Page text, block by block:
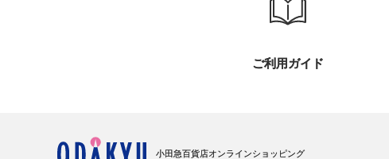
ご利用ガイド
小田急百貨店オンラインショッピング